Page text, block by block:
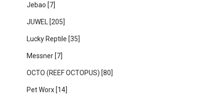
Jebao [7]
JUWEL [205]
Lucky Reptile [35]
Messner [7]
OCTO (REEF OCTOPUS) [80]
Pet Worx [14]